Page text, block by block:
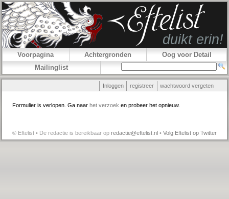
Voorpagina Achtergronden
Oog voor Detail
Mailinglist
Inloggen registreer wachtwoord vergeten
Formulier is verlopen. Ga naar het verzoek en probeer het opnieuw.
© Eftelist • De redactie is bereikbaar op redactie@eftelist.nl • Volg Eftelist op Twitter